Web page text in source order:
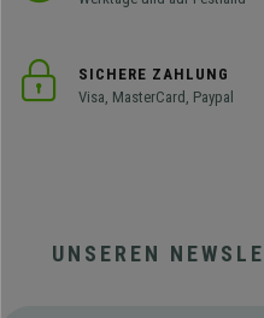
SICHERE ZAHLUNG
Visa, MasterCard, Paypal
UNSEREN